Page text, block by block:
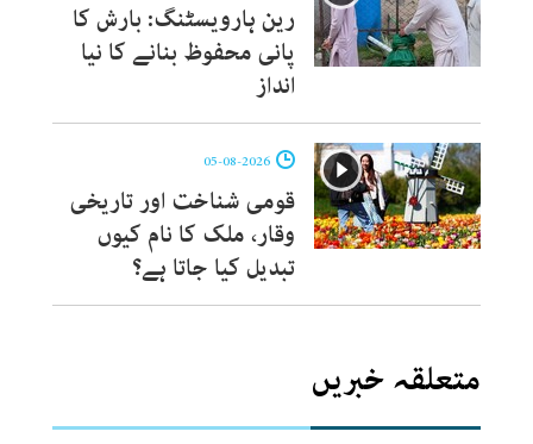
رین ہارویسٹنگ: بارش کا
پانی محفوظ بنانے کا نیا
انداز
قومی شناخت اور تاریخی
وقار، ملک کا نام کیوں
تبدیل کیا جاتا ہے؟
متعلقہ خبریں